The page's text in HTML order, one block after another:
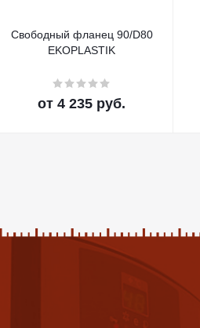
Свободный фланец 90/D80
EKOPLASTIK
от4 235 руб.